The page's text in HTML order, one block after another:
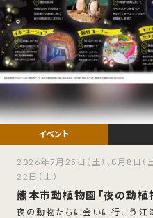
熊本市動植物園「夜の動植
夜の動物たちに会いに行こう――江
2026年7月25日（土）、8月8日（
22日（土）